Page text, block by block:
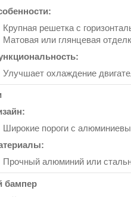
Крупная решетка с
Матовая или глянцевая
Улучшает охлаждение
Широкие пороги с
Прочный алюминий или
бампер